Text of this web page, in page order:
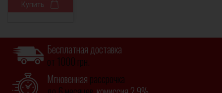
Купить
Бесплатная доставка
от 1000 грн.
Мгновенная рассрочка